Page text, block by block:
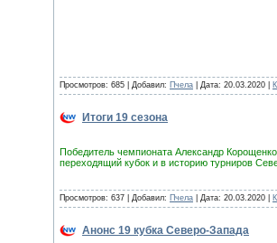
Просмотров: 685 | Добавил: Пчела | Дата: 20.03.2020
Итоги 19 сезона
Победитель чемпионата Александр
переходящий кубок и в историю турниров
Просмотров: 637 | Добавил: Пчела | Дата: 20.03.2020
Анонс 19 кубка Северо-Запада